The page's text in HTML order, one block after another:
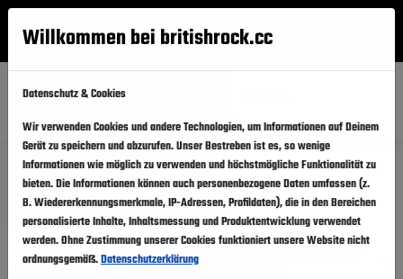
Menü
Alle Festival Updates
Musikfestivals: Cavalera
Conspiracy
Cavalera Conspiracy-News: Wacken Open Air 2027: Die ersten Bands stehen fest –
Electric Callboy, FFDP, Carnifex, Kanonenfieber und viele mehr!
Willkommen bei britishrock.cc
Datenschutz & Cookies
Wir verwenden Cookies und andere Technologien, um Informationen auf Deinem
Gerät zu speichern und abzurufen. Unser Bestreben ist es, so wenige
Informationen wie möglich zu verwenden und höchstmögliche Funktionalität zu
bieten. Die Informationen können auch personenbezogene Daten umfassen (z.
B. Wiedererkennungsmerkmale, IP-Adressen, Profildaten), die in den Bereichen
personalisierte Inhalte, Inhaltsmessung und Produktentwicklung verwendet
werden. Ohne Zustimmung unserer Cookies funktioniert unsere Website nicht
ordnungsgemäß.Datenschutzerklärung